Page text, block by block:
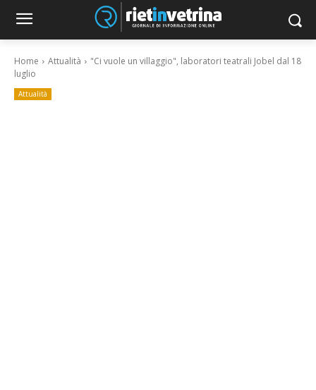
Home Attualità
"Ci vuole un villaggio", laboratori teatrali Jobel dal 18
luglio
Attualità